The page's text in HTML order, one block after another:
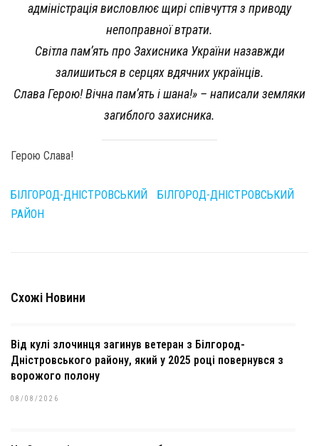
адміністрація висловлює щирі співчуття з приводу
непоправної втрати.
Світла пам’ять про Захисника України назавжди
залишиться в серцях вдячних українців.
Слава Герою! Вічна пам’ять і шана!» – написали земляки
загиблого захисника.
Герою Слава!
БІЛГОРОД-ДНІСТРОВСЬКИЙ
БІЛГОРОД-ДНІСТРОВСЬКИЙ
РАЙОН
Схожі Новини
Від кулі злочинця загинув ветеран з Білгород-
Дністровського району, який у 2025 році повернувся з
ворожого полону
08/08/2026